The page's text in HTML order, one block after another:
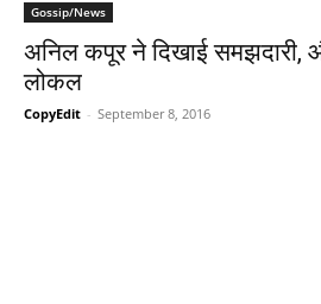
Gossip/News
अनिल कपूर ने दिखाई समझदारी,
लोकल
CopyEdit - September 8, 2016